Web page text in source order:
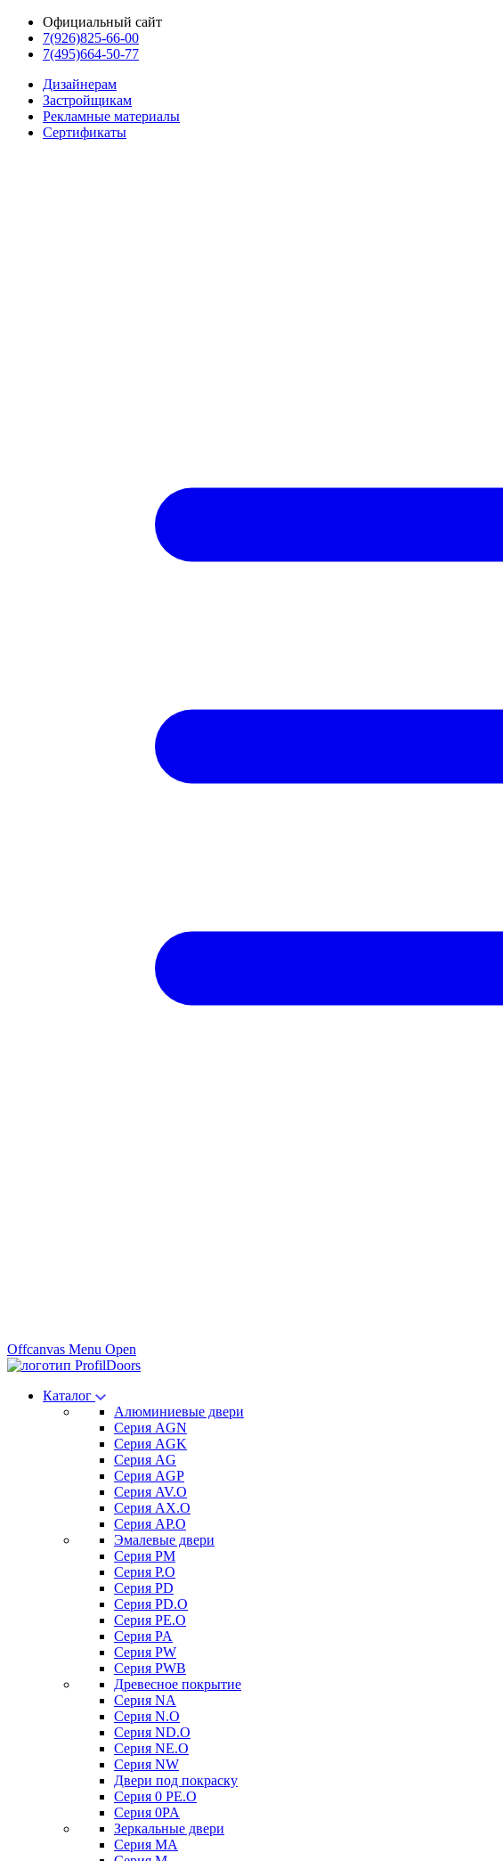
Официальный сайт
7(926)825-66-00
7(495)664-50-77
Дизайнерам
Застройщикам
Рекламные материалы
Сертификаты
Offcanvas Menu Open
Каталог
Алюминиевые двери
Серия AGN
Серия AGK
Серия AG
Серия AGP
Серия AV.O
Серия AX.O
Серия AP.O
Эмалевые двери
Серия PM
Серия P.O
Серия PD
Серия PD.O
Серия PE.O
Серия PA
Серия PW
Серия PWB
Древесное покрытие
Серия NA
Серия N.O
Серия ND.O
Серия NE.O
Серия NW
Двери под покраску
Серия 0 PE.O
Серия 0PA
Зеркальные двери
Серия MA